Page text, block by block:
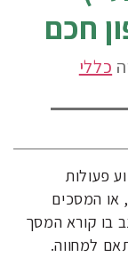
חכם
כללי
פעולות
או המסכים
בו קורא המסך
למחווה.